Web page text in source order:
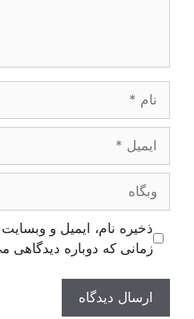
وبگاه
ذخیره نام، ایمیل و
زمانی که دوباره دیدگاهی